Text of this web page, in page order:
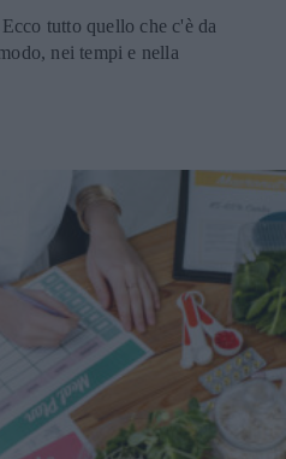
tutto quello che c'è da
nei tempi e nella